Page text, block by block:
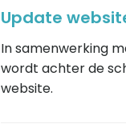
Update
In samenwerking
wordt achter de
website.